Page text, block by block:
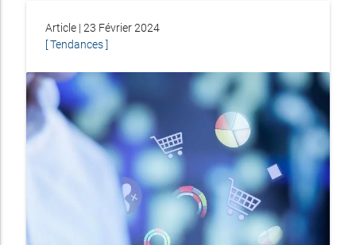
Article | 23 Février 2024
[ Tendances ]